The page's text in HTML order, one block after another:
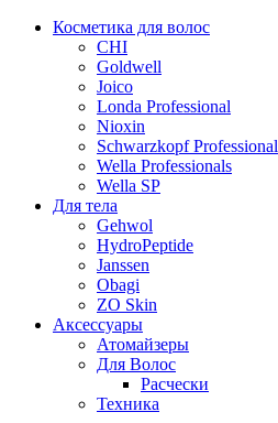
Косметика для волос
CHI
Goldwell
Joico
Londa Professional
Nioxin
Schwarzkopf Professional
Wella Professionals
Wella SP
Для тела
Gehwol
HydroPeptide
Janssen
Obagi
ZO Skin
Aксессуары
Атомайзеры
Для Волос
Расчески
Техника